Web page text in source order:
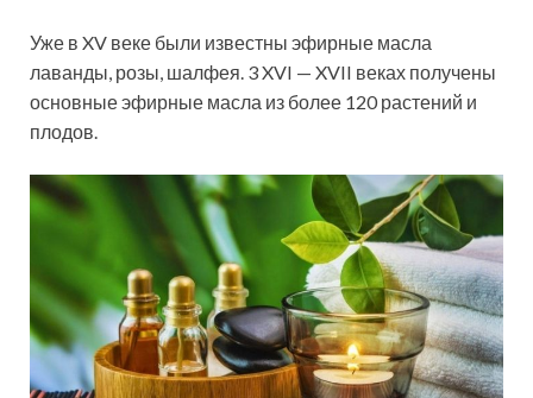
Уже в XV веке были известны эфирные масла
лаванды, розы, шалфея. 3 XVI — XVII веках получены
основные эфирные масла из более 120 растений и
плодов.